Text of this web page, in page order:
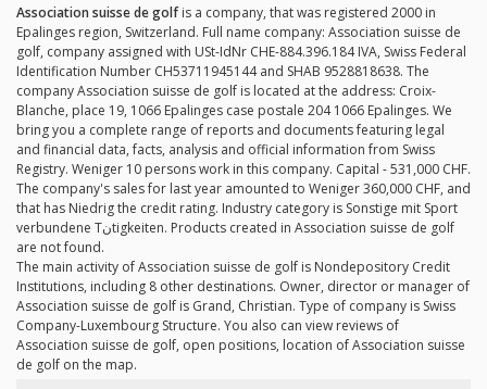
Association suisse de golfis a company, that was registered 2000 in
Epalinges region, Switzerland. Full name company: Association suisse de
golf, company assigned with USt-IdNr CHE-884.396.184 IVA, Swiss Federal
Identification Number CH53711945144 and SHAB 9528818638. The
company Association suisse de golf is located at the address: Croix-
Blanche, place 19, 1066 Epalinges case postale 204 1066 Epalinges. We
bring you a complete range of reports and documents featuring legal
and financial data, facts, analysis and official information from Swiss
Registry. Weniger 10 persons work in this company. Capital - 531,000 CHF.
The company's sales for last year amounted to Weniger 360,000 CHF, and
that has Niedrig the credit rating. Industry category is Sonstige mit Sport
verbundene Tنtigkeiten. Products created in Association suisse de golf
are not found.
The main activity of Association suisse de golf is Nondepository Credit
Institutions, including 8 other destinations. Owner, director or manager of
Association suisse de golf is Grand, Christian. Type of company is Swiss
Company-Luxembourg Structure. You also can view reviews of
Association suisse de golf, open positions, location of Association suisse
de golf on the map.